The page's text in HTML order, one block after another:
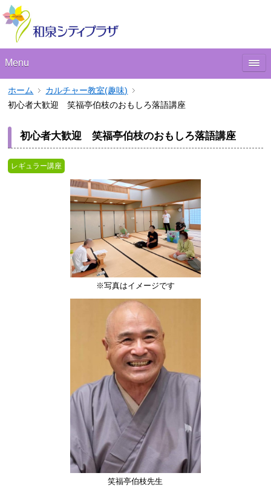
Menu
ホーム
カルチャー教室(趣味)
初心者大歓迎 笑福亭伯枝のおもしろ落語講座
初心者大歓迎 笑福亭伯枝のおもしろ落語講座
レギュラー講座
※写真はイメージです
笑福亭伯枝先生